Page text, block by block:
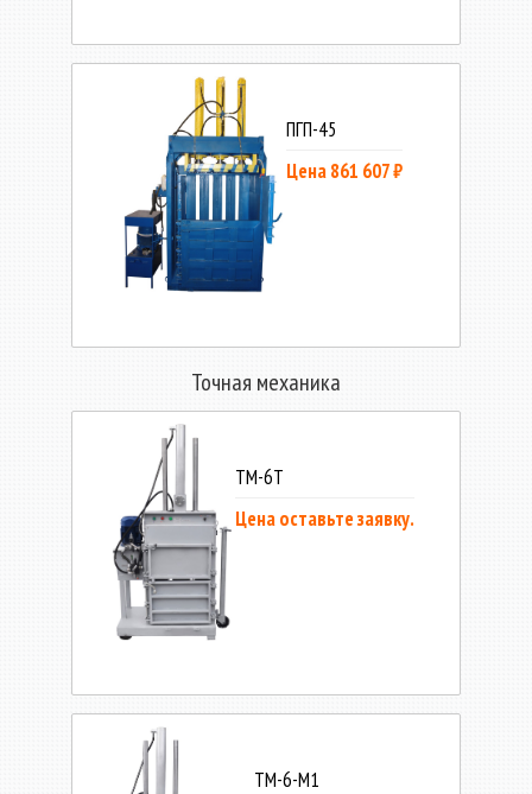
ПГП-45
Цена 861 607 ₽
Точная механика
ТМ-6Т
Цена оставьте заявку.
ТМ-6-М1